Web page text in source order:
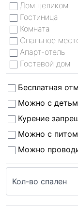
Дом целиком
Гостиница
Комната
Спальное
Апарт-отель
Гостевой дом
Бесплатная
Можно с
Курение
Можно с
Можно